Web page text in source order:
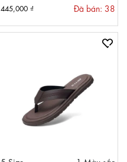
445,000 ₫ Đã bán: 38